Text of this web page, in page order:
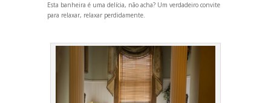
Esta banheira é uma delícia, não acha? Um verdadeiro convite
para relaxar, relaxar perdidamente.